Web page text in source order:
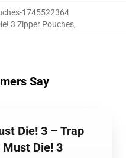
1745522364
3 Zipper Pouches,
Say
Die! 3 – Trap
Die! 3